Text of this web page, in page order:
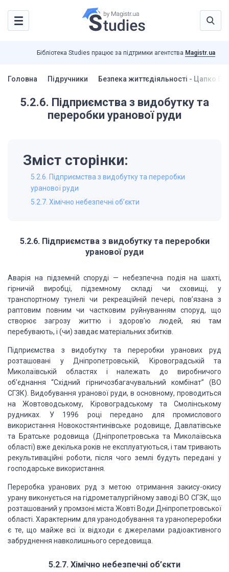
Бібліотека Studies працює за підтримки агентства Magistr.ua
Головна Підручники Безпека життєдіяльності - Цапко
5.2.6. Підприємства з видобутку та
переробки уранової руди
Зміст сторінки:
5.2.6. Підприємства з видобутку та переробки
уранової руди
5.2.7. Хімічно небезпечні об’єкти
5.2.6. Підприємства з видобутку та переробки
уранової руди
Аварія на підземній споруді — небезпечна подія на шахті,
гірничій виробці, підземному складі чи сховищі, у
транспортному тунелі чи рекреаційній печері, пов’язана з
раптовим повним чи частковим руйнуванням споруд, що
створює загрозу життю і здоров’ю людей, які там
перебувають, і (чи) завдає матеріальних збитків.
Підприємства з видобутку та переробки уранових руд
розташовані у Дніпропетровській, Кіровоградській та
Миколаївській областях і належать до виробничого
об’єднання “Східний гірничозбагачувальний комбінат” (ВО
СГЗК). Видобування уранової руди, в основному, проводиться
на Жовтоводському, Кіровоградському та Смолінському
рудниках. У 1996 році передано для промислового
використання Новокостянтинівське родовище, Давлатівське
та Братське родовища (Дніпропетровська та Миколаївська
області) вже декілька років не експлуатуються, і там тривають
рекультиваційні роботи, після чого землі будуть передані у
господарське використання.
Переробка уранових руд з метою отримання закису-окису
урану виконується на гідрометалургійному заводі ВО СГЗК, що
розташований у промзоні міста Жовті Води Дніпропетровської
області. Характерним для уранодобування та уранопереробки
є те, що майже всі їх відходи є джерелами радіоактивного
забруднення навколишнього середовища.
5.2.7. Хімічно небезпечні об’єкти